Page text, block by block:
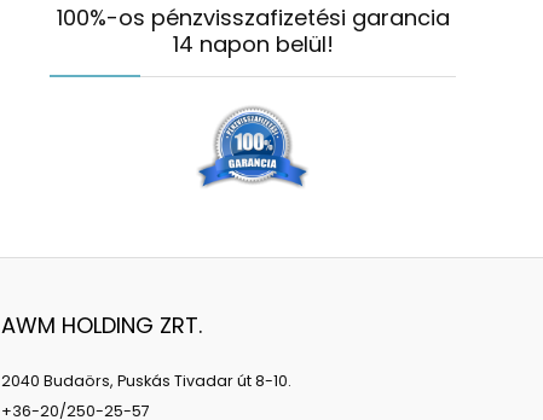
100%-os pénzvisszafizetési garancia
14 napon belül!
AWM HOLDING ZRT.
2040 Budaörs, Puskás Tivadar út 8-10.
+36-20/250-25-57